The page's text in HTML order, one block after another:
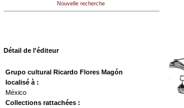
Nouvelle recherche
Détail de l'éditeur
Grupo cultural Ricardo Flores Magón
localisé à :
México
Collections rattachées :